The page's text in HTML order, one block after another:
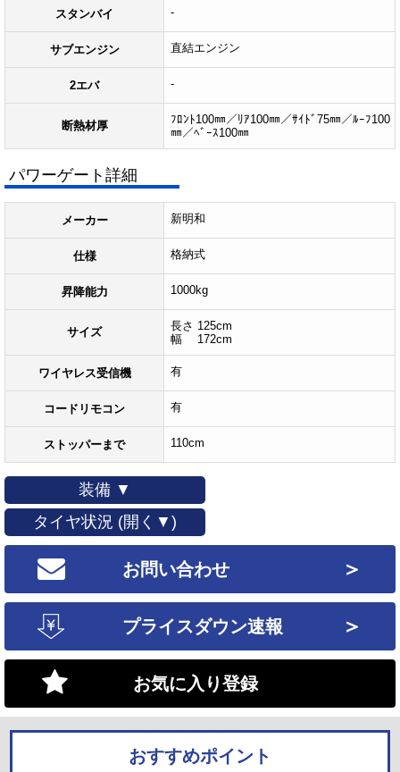
スタンバイ -
サブエンジン 直結エンジン
2エバ -
断熱材厚
ﾌﾛﾝﾄ100㎜／ﾘｱ100㎜／ｻｲﾄﾞ75㎜／ﾙｰﾌ100
㎜／ﾍﾞｰｽ100㎜
パワーゲート詳細
メーカー 新明和
仕様 格納式
昇降能力 1000kg
サイズ
長さ 125cm
幅 172cm
ワイヤレス受信機 有
コードリモコン 有
ストッパーまで 110cm
装備 ▼
タイヤ状況 (開く▼)
お問い合わせ ＞
プライスダウン速報 ＞
お気に入り登録
おすすめポイント